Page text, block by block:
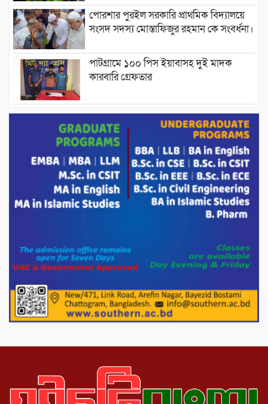
পোরশার পুরইল সরকারি প্রাথমিক বিদ্যালয়ে
সংসদ সদস্য মোস্তাফিজুর রহমান কে সংবর্ধনা।
পাটগ্রামে ১০০ পিস ইয়াবাসহ দুই মাদক
কারবারি গ্রেফতার
ড্যাবের ৩৭তম প্রতিষ্ঠাবার্ষিকীতে প্রধানমন্ত্রী
তারেক রহমান।
চন্দনাইশের হাশিমপুর ৪ নং ওয়ার্ডে ৫’শতাধিক
হতদরিদ্র পরিবারের মাঝে খাদ্যসামগ্রী বিতরণ
করেন মনজুর মোরশেদ
পরিবেশ রক্ষায় পাটগ্রামে ইহসান ইয়ুথ
মিরপুর-১১ নম্বরে দুর্বৃত্তদের গুলিতে বিএনপি
নেতা গুরুতর আহত
পাটগ্রামে চিকিৎসা সেবায় বীর মুক্তিযোদ্ধা দবির
উদ্দিন ফাউন্ডেশন